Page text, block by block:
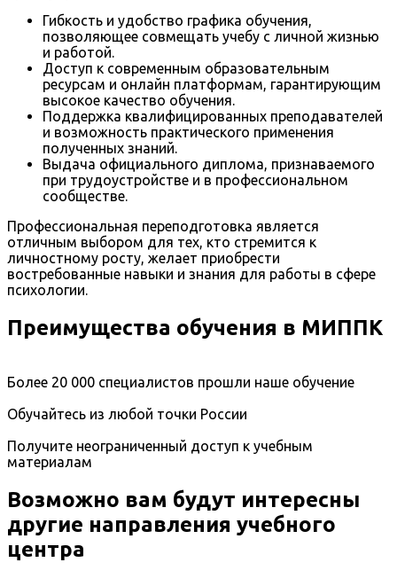
Гибкость и удобство графика обучения,
позволяющее совмещать учебу с личной жизнью
и работой.
Доступ к современным образовательным
ресурсам и онлайн платформам, гарантирующим
высокое качество обучения.
Поддержка квалифицированных преподавателей
и возможность практического применения
полученных знаний.
Выдача официального диплома, признаваемого
при трудоустройстве и в профессиональном
сообществе.
Профессиональная переподготовка является
отличным выбором для тех, кто стремится к
личностному росту, желает приобрести
востребованные навыки и знания для работы в сфере
психологии.
Преимущества обучения в МИППК
Более 20 000 специалистов прошли наше обучение
Обучайтесь из любой точки России
Получите неограниченный доступ к учебным
материалам
Возможно вам будут интересны
другие направления учебного
центра